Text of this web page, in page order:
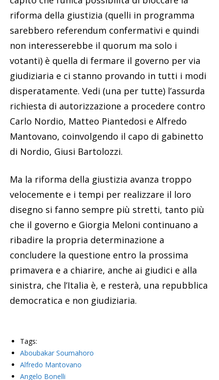
riforma della giustizia (quelli in programma
sarebbero referendum confermativi e quindi
non interesserebbe il quorum ma solo i
votanti) è quella di fermare il governo per via
giudiziaria e ci stanno provando in tutti i modi
disperatamente. Vedi (una per tutte) l’assurda
richiesta di autorizzazione a procedere contro
Carlo Nordio, Matteo Piantedosi e Alfredo
Mantovano, coinvolgendo il capo di gabinetto
di Nordio, Giusi Bartolozzi.
Ma la riforma della giustizia avanza troppo
velocemente e i tempi per realizzare il loro
disegno si fanno sempre più stretti, tanto più
che il governo e Giorgia Meloni continuano a
ribadire la propria determinazione a
concludere la questione entro la prossima
primavera e a chiarire, anche ai giudici e alla
sinistra, che l’Italia è, e resterà, una repubblica
democratica e non giudiziaria.
Tags:
Aboubakar Soumahoro
Alfredo Mantovano
Angelo Bonelli